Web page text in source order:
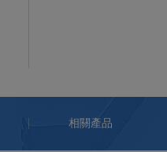
相關產品